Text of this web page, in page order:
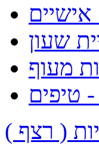
אישיים
שעון
מעוף
טיפים
( רצף )